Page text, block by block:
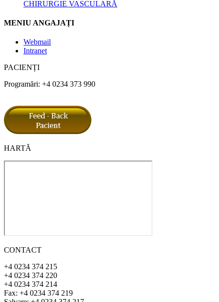
CHIRURGIE VASCULARĂ
MENIU ANGAJAȚI
Webmail
Intranet
PACIENȚI
Programări: +4 0234 373 990
HARTĂ
CONTACT
+4 0234 374 215
+4 0234 374 220
+4 0234 374 214
Fax: +4 0234 374 219